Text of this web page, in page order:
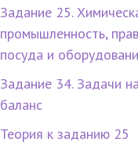
Задание 25.
промышленность,
посуда и
Задание 34. Задачи
баланс
Теория к заданию 25